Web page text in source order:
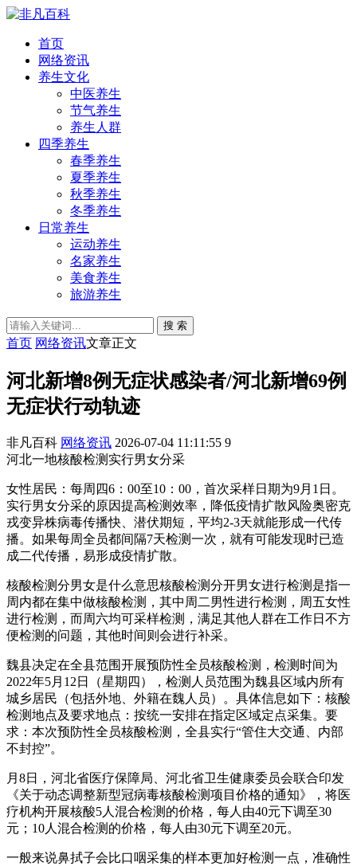
首页
网络资讯
养生文化
中医养生
节气养生
养生人群
四季养生
春季养生
夏季养生
秋季养生
冬季养生
日常养生
运动养生
名家养生
美食养生
旅游养生
搜 索
首页 网络资讯文章正文
河北新增8例无症状感染者/河北新增69例
无症状行动轨迹
非凡百科 网络资讯 2026-07-04 11:11:55 9
河北一地核酸检测实行男女分采
女性居民：每周四6：00至10：00，首次采样日期为9月1日。
实行男女分采的原因提高检测效率，降低疫情扩散风险奥密克
戎变异株病毒传播快、潜伏期短，平均2-3天就能形成一代传
播。如果每周全员都间隔7天检测一次，就有可能发现时已造
成二代传播，易形成疫情扩散。
核酸检测分男女是什么意思核酸检测分开男女进行检测是指一
周内都在集中做核酸检测，其中周二男性进行检测，周五女性
进行检测，而周六均可采样检测，满足其他人群在工作日不方
便检测的问题，其他时间则会进行补采。
魏县决定在全县范围开展预防性全员核酸检测，检测时间为
2022年5月12日（星期四），检测人员范围为魏县区域内所有
城乡居民（包括外地、外籍在魏人员）。具体信息如下：核酸
检测地点及要求地点：按统一安排在指定区域定点采集。要
求：本次预防性全员核酸检测，全县实行“管住大交通、内部
不封控”。
月8日，河北省医疗保障局、河北省卫生健康委员会联合印发
《关于动态调整新型冠病毒核酸检测项目价格的通知》，将医
疗机构开展核酸5人混合检测的价格，每人由40元下调至30
元；10人混合检测的价格，每人由30元下调至20元。
一般来说鼻拭子会比口咽采集的样本更加好检测一点，准确性